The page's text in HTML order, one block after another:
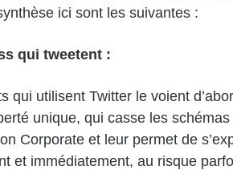
ici sont les suivantes :
qui tweetent :
qui utilisent Twitter le voient
unique, qui casse les
Corporate et leur permet de
et immédiatement, au risque